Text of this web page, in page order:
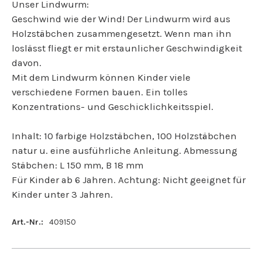
Unser Lindwurm:
Geschwind wie der Wind! Der Lindwurm wird aus
Holzstäbchen zusammengesetzt. Wenn man ihn
loslässt fliegt er mit erstaunlicher Geschwindigkeit
davon.
Mit dem Lindwurm können Kinder viele
verschiedene Formen bauen. Ein tolles
Konzentrations- und Geschicklichkeitsspiel.
Inhalt: 10 farbige Holzstäbchen, 100 Holzstäbchen
natur u. eine ausführliche Anleitung. Abmessung
Stäbchen: L 150 mm, B 18 mm
Für Kinder ab 6 Jahren. Achtung: Nicht geeignet für
Kinder unter 3 Jahren.
Art.-Nr.: 409150